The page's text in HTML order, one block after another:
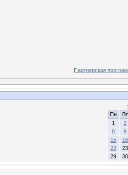
Партнерская
Пн
Вт
1
2
8
9
15
16
22
23
29
30